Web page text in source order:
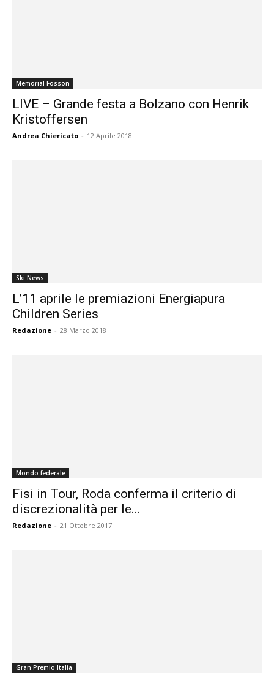
Memorial Fosson
LIVE – Grande festa a Bolzano con Henrik
Kristoffersen
Andrea Chiericato - 12 Aprile 2018
Ski News
L’11 aprile le premiazioni Energiapura
Children Series
Redazione - 28 Marzo 2018
Mondo federale
Fisi in Tour, Roda conferma il criterio di
discrezionalità per le...
Redazione - 21 Ottobre 2017
Gran Premio Italia